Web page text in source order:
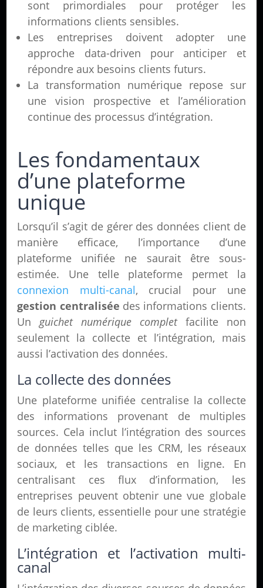
sont primordiales pour protéger les
informations clients sensibles.
Les entreprises doivent adopter une
approche data-driven pour anticiper et
répondre aux besoins clients futurs.
La transformation numérique repose sur
une vision prospective et l’amélioration
continue des processus d’intégration.
Les fondamentaux
d’une plateforme
unique
Lorsqu’il s’agit de gérer des données client de
manière efficace, l’importance d’une
plateforme unifiée ne saurait être sous-
estimée. Une telle plateforme permet la
connexion multi-canal, crucial pour une
gestion centralisée des informations clients.
Unguichet numérique completfacilite non
seulement la collecte et l’intégration, mais
aussi l’activation des données.
La collecte des données
Une plateforme unifiée centralise la collecte
des informations provenant de multiples
sources. Cela inclut l’intégration des sources
de données telles que les CRM, les réseaux
sociaux, et les transactions en ligne. En
centralisant ces flux d’information, les
entreprises peuvent obtenir une vue globale
de leurs clients, essentielle pour une stratégie
de marketing ciblée.
L’intégration et l’activation multi-
canal